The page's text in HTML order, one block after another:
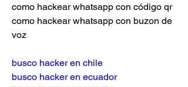
como hackear whatsapp con código qr
como hackear whatsapp con buzon de
voz
busco hacker en chile
busco hacker en ecuador